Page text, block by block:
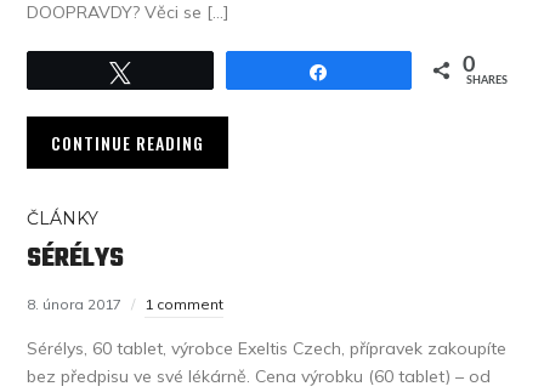
DOOPRAVDY? Věci se […]
0
SHARES
CONTINUE READING
ČLÁNKY
SÉRÉLYS
8. února 2017 1 comment
Sérélys, 60 tablet, výrobce Exeltis Czech, přípravek zakoupíte
bez předpisu ve své lékárně. Cena výrobku (60 tablet) – od